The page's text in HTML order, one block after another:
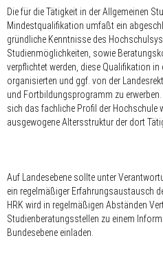
Die für die Tätigkeit in der Allgemeinen
Mindestqualifikation umfaßt ein
gründliche Kenntnisse des
Studienmöglichkeiten, sowie
verpflichtet werden, diese Qualifikation
organisierten und ggf. von der
und Fortbildungsprogramm zu
sich das fachliche Profil der Hochschule
ausgewogene Altersstruktur der dort
Auf Landesebene sollte unter
ein regelmäßiger Erfahrungsaustausch
HRK wird in regelmäßigen Abständen
Studienberatungsstellen zu einem
Bundesebene einladen.